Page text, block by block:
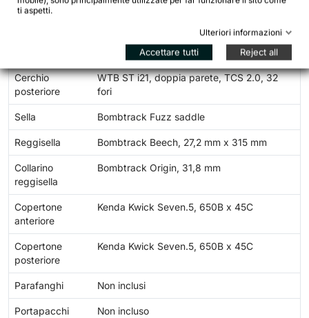
Perni passanti
WTB ST i21, doppia parete, TCS 2.0, 32
Cerchio
posteriore
WTB ST i21, doppia parete, TCS 2.0, 32
fori
Sella Bombtrack Fuzz saddle
Reggisella Bombtrack Beech, 27,2 mm x 315 mm
Collarino
reggisella
Bombtrack Origin, 31,8 mm
Copertone
anteriore
Kenda Kwick Seven.5, 650B x 45C
Copertone
posteriore
Kenda Kwick Seven.5, 650B x 45C
Parafanghi Non inclusi
Portapacchi Non incluso
ti aspetti.
Ulteriori informazioni
Accettare tutti Reject all